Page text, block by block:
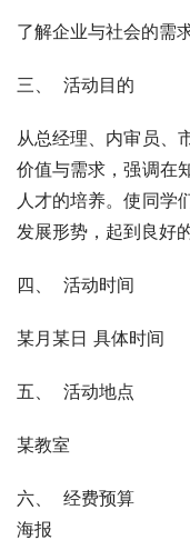
了解企业与社会的需
三、  活动目的
从总经理、内审员、
价值与需求，强调在
人才的培养。使同学
发展形势，起到良好
四、  活动时间
某月某日 具体时间
五、  活动地点
某教室
六、  经费预算
海报